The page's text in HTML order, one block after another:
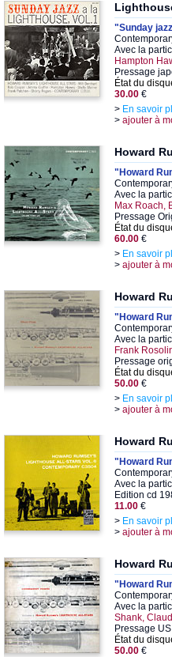
"Sunday
Avec la
Hampton
Pressage
État du
30.00 €
> En savoir
> ajouter à
Howard
"Howard
Avec la
Max Roach,
Pressage
État du
60.00 €
> En savoir
> ajouter à
Howard
"Howard
Avec la
Frank
Pressage
État du
50.00 €
> En savoir
> ajouter à
Howard
"Howard
Avec la
Edition cd
11.00 €
> En savoir
> ajouter à
Howard
"Howard
Avec la
Shank,
Pressage
État du
50.00 €